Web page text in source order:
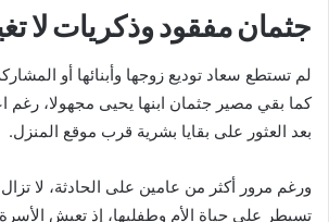
جثمان مفقود وذكريات لا
لم تستطع سعاد توديع زوجها وأبنائها أو
كما بقي مصير جثمان ابنها يحيى مجهولا، رغم
بعد العثور على بقايا بشرية قرب موقع المنزل.
ورغم مرور أكثر من عامين على الحادثة، لا تزال
تسيطر على حياة الأم وطفليها، إذ تعيش